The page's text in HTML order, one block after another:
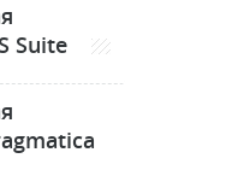
Suite